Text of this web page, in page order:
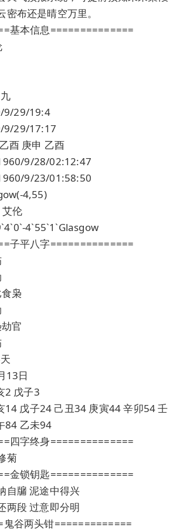
布还是晴空万里。
基本信息==============
9/29/19:4
9/29/17:17
酉 庚申 乙酉
9/28/02:12:47
9/23/01:58:50
4,55)
伦
4`55`1`Glasgow
子平八字==============
枭
官
13日
2 戊子3
14 戊子24 己丑34 庚寅44 辛卯54 壬
84 乙未94
四字终身==============
菊
金锁钥匙==============
自牖 泥途中得兴
两段 过意即分明
谷两头钳=============